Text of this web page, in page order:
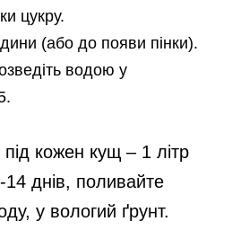
цукру.
(або до появи пінки).
водою у
кожен кущ – 1 літр
14 днів, поливайте
у вологий ґрунт.